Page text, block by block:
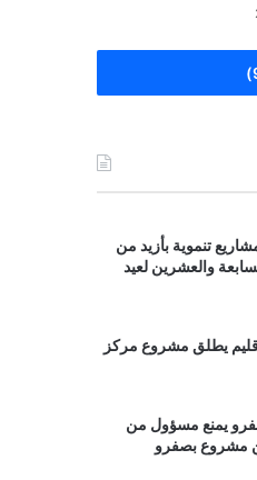
تنموية بأزيد من
والعشرين لعيد
يطلق مشروع مركز
يمنع مسؤول من
مشروع بصفرو